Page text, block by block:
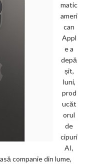
matic
ameri
can
Appl
e a
depă
șit,
luni,
prod
ucăt
orul
de
cipuri
AI,
companie din lume,